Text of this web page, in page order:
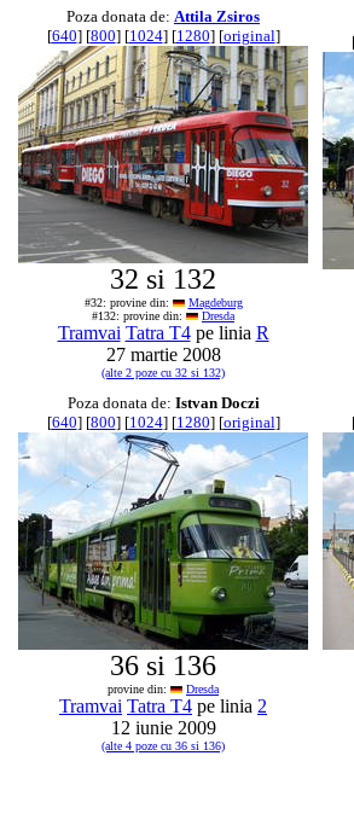
Poza donata de: Attila Zsiros
[640] [800] [1024] [1280] [original]
32 si 132
#32: provine din:
Magdeburg
#132: provine din:
Dresda
Tramvai Tatra T4pe linia R
27 martie 2008
(alte 2 poze cu 32 si 132)
Poza donata de: Istvan Doczi
[640] [800] [1024] [1280] [original]
36 si 136
provine din: Dresda
Tramvai Tatra T4 pe linia 2
12 iunie 2009
(alte 4 poze cu 36 si 136)